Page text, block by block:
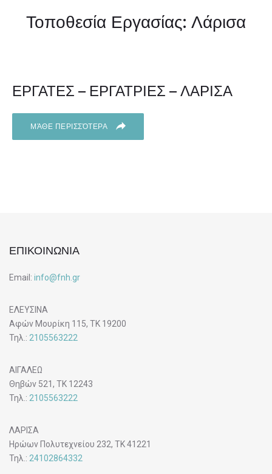
Τοποθεσία Εργασίας: Λάρισα
ΕΡΓΑΤΕΣ – ΕΡΓΑΤΡΙΕΣ – ΛΑΡΙΣΑ
ΜΆΘΕ ΠΕΡΙΣΣΌΤΕΡΑ
ΕΠΙΚΟΙΝΩΝΙΑ
Email: info@fnh.gr
ΕΛΕΥΣΙΝΑ
Αφών Μουρίκη 115, ΤΚ 19200
Τηλ.: 2105563222
ΑΙΓΑΛΕΩ
Θηβών 521, ΤΚ 12243
Τηλ.: 2105563222
ΛΑΡΙΣΑ
Ηρώων Πολυτεχνείου 232, ΤΚ 41221
Τηλ.: 24102864332